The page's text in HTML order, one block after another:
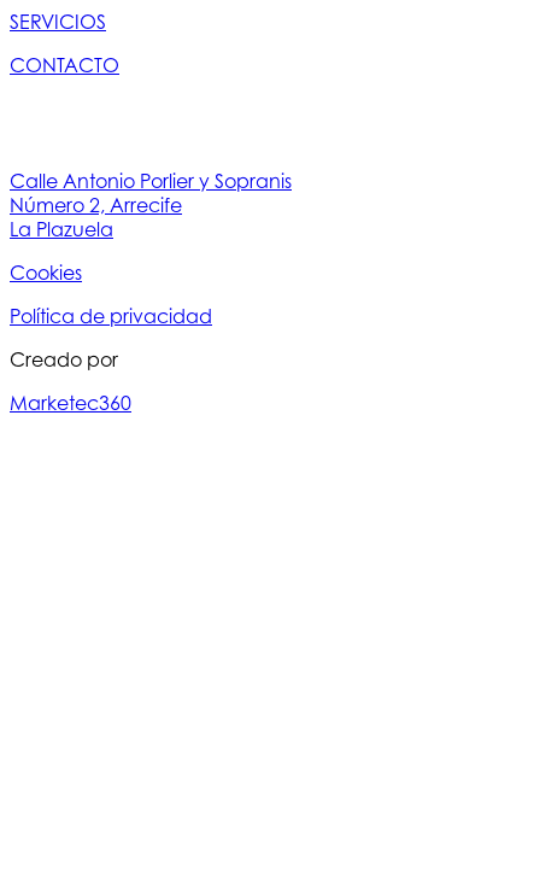
SERVICIOS
CONTACTO
Calle Antonio Porlier y Sopranis
Número 2, Arrecife
La Plazuela
Cookies
Política de privacidad
Creado por
Marketec360